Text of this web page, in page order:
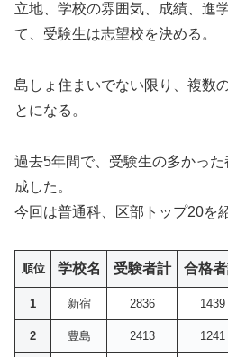
立地、学校の雰囲気、成績、進
て、受験生は志望校を決める。
島しょ住まいでない限り、複数
とになる。
過去5年間で、受験生の多かっ
成した。
今回は普通科、区部トップ20を
順位 学校名 受験者計 合格
1 新宿 2836 1439
2 豊島 2413 1241